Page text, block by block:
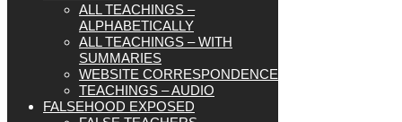
ALL TEACHINGS –
ALPHABETICALLY
ALL TEACHINGS – WITH
SUMMARIES
WEBSITE CORRESPONDENCE
TEACHINGS – AUDIO
FALSEHOOD EXPOSED